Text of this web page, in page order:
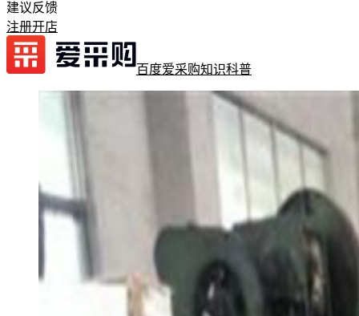
建议反馈
注册开店
百度爱采购知识科普